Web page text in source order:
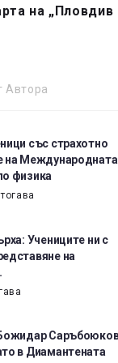
на „Пловдив
Автора
със страхотно
на Международната
физика
Учениците ни с
на
в Диамантената